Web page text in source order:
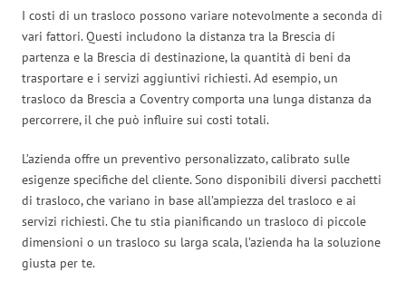
I costi di un trasloco possono variare notevolmente a seconda di
vari fattori. Questi includono la distanza tra la Brescia di
partenza e la Brescia di destinazione, la quantità di beni da
trasportare e i servizi aggiuntivi richiesti. Ad esempio, un
trasloco da Brescia a Coventry comporta una lunga distanza da
percorrere, il che può influire sui costi totali.
L’azienda offre un preventivo personalizzato, calibrato sulle
esigenze specifiche del cliente. Sono disponibili diversi pacchetti
di trasloco, che variano in base all’ampiezza del trasloco e ai
servizi richiesti. Che tu stia pianificando un trasloco di piccole
dimensioni o un trasloco su larga scala, l’azienda ha la soluzione
giusta per te.